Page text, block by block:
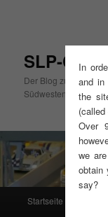
In
and in
the
Over
we
obtain
say?
SLP-Cup
Der Blog zum SLP-
Südwesten
Startseite